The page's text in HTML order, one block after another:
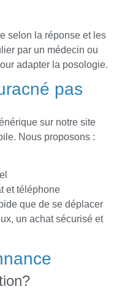
selon la réponse et les
par un médecin ou
adapter la posologie.
pas
sur notre site
Nous proposons :
et téléphone
que de se déplacer
un achat sécurisé et